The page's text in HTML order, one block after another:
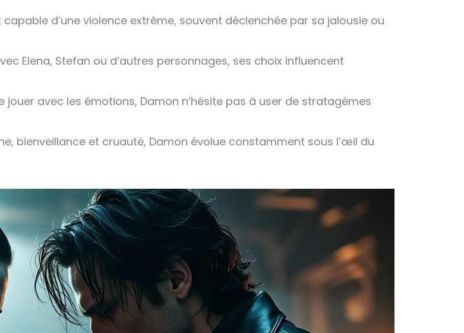
d’une violence extrême, souvent déclenchée par sa jalousie ou
Elena, Stefan ou d’autres personnages, ses choix influencent
jouer avec les émotions, Damon n’hésite pas à user de stratagèmes
bienveillance et cruauté, Damon évolue constamment sous l’œil du